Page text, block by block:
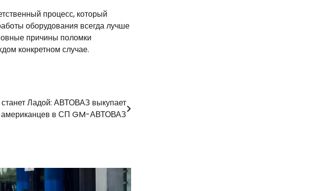
процесс, который
оборудования всегда лучше
причины поломки
конкретном случае.
Ладой: АВТОВАЗ выкупает
в СП GM-АВТОВАЗ